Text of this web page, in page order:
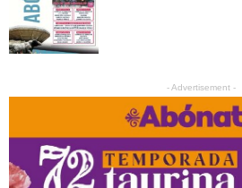
- Advertisement -